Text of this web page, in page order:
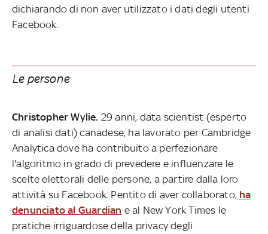
dichiarando di non aver utilizzato i dati degli utenti
Facebook.
Le persone
Christopher Wylie. 29 anni, data scientist (esperto
di analisi dati) canadese, ha lavorato per Cambridge
Analytica dove ha contribuito a perfezionare
l'algoritmo in grado di prevedere e influenzare le
scelte elettorali delle persone, a partire dalla loro
attività su Facebook. Pentito di aver collaborato, ha
denunciato al Guardian e al New York Times le
pratiche irriguardose della privacy degli